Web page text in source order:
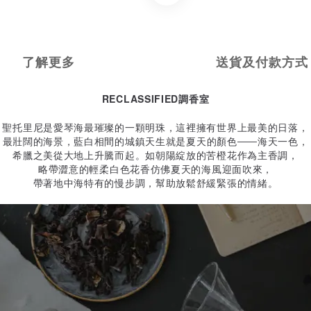
了解更多 送貨及付款方式
RECLASSIFIED調香室
聖托里尼是愛琴海最璀璨的一顆明珠，這裡擁有世界上最美的日落，
最壯闊的海景，藍白相間的城鎮天生就是夏天的顏色——海天一色，
希臘之美從大地上升騰而起。如朝陽綻放的苦橙花作為主香調，
略帶澀意的輕柔白色花香仿佛夏天的海風迎面吹來，
帶著地中海特有的慢步調，幫助放鬆舒緩緊張的情緒。